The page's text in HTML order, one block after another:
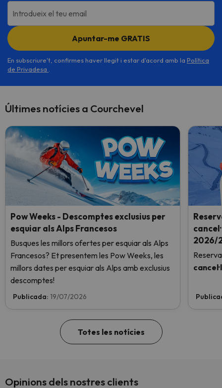
Introdueix el teu email
Apuntar-me GRATIS
En subscriure't, confirmes haver llegit i estar d'acord amb la Política
de Privadesa
Últimes notícies a Courchevel
Pow Weeks - Descomptes exclusius per
esquiar als Alps Francesos
Busques les millors ofertes per esquiar als Alps
Francesos? Et presentem les Pow Weeks, les
millors dates per esquiar als Alps amb exclusius
descomptes!
Publicada: 19/07/2026
2026/
Totes les notícies
Opinions dels nostres clients